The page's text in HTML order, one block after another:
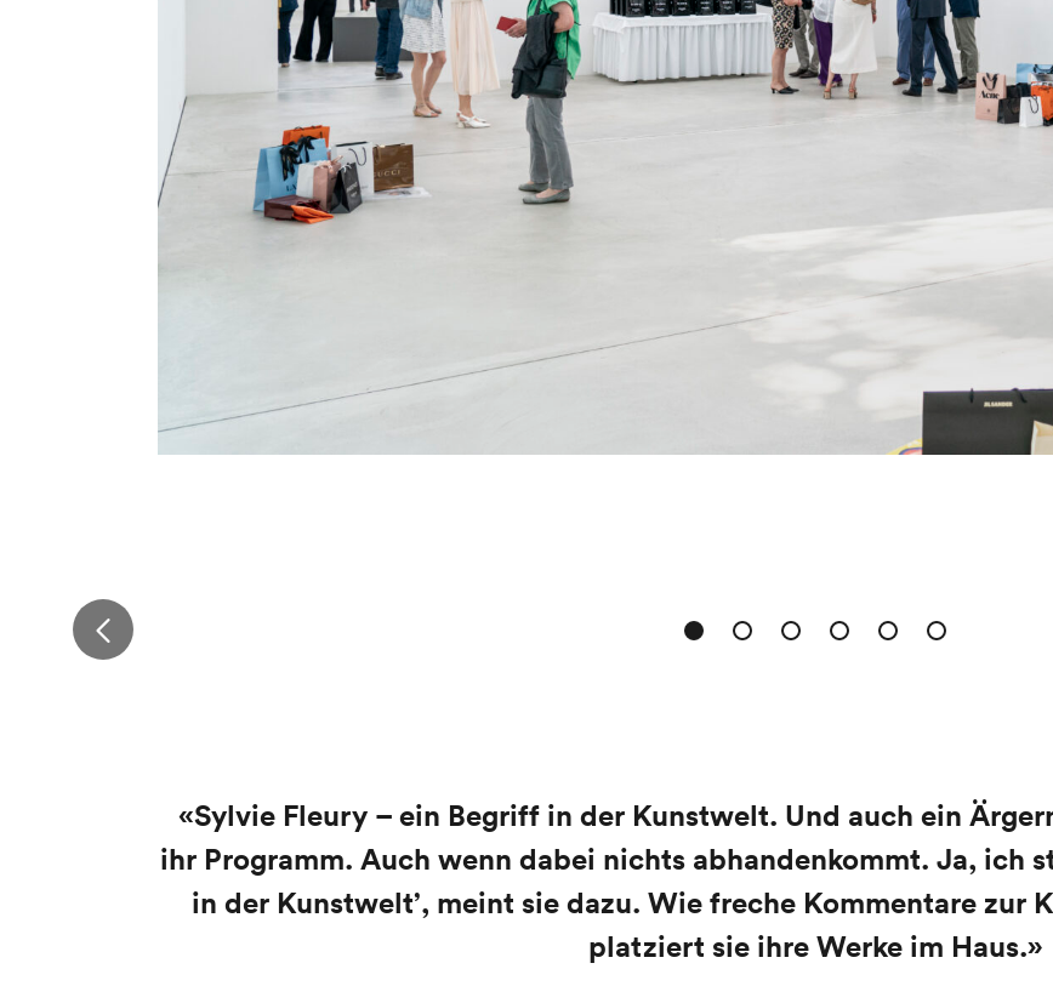
«Sylvie Fleury – ein Begriff in der Kunstwelt. Und auch ein
ihr Programm. Auch wenn dabei nichts abhandenkommt. Ja, ich
in der Kunstwelt’, meint sie dazu. Wie freche Kommentare zur
platziert sie ihre Werke im Haus.»